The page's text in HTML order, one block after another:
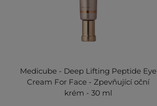
Medicube - Deep Lifting Peptide Eye
Cream For Face - Zpevňující oční
krém - 30 ml